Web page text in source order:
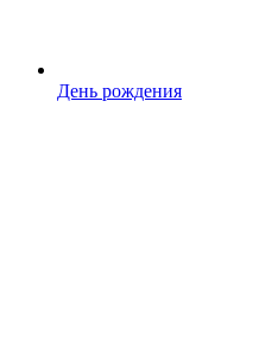
День рождения